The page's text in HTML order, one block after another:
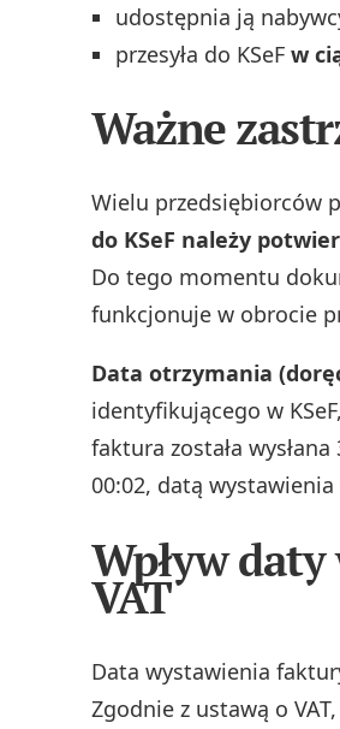
udostępnia ją
przesyła do KSeF w
Ważne
Wielu przedsiębiorców
do KSeF należy
Do tego momentu
funkcjonuje w obrocie
Data otrzymania
identyfikującego w
faktura została
00:02, datą wystawienia
Wpływ
VAT
Data wystawienia
Zgodnie z ustawą o